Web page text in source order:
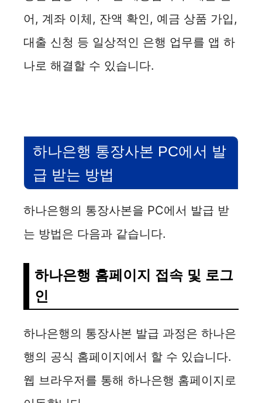
o
어, 계좌 이체, 잔액 확인, 예금 상품 가입,
대출 신청 등 일상적인 은행 업무를 앱 하
나로 해결할 수 있습니다.
하나은행 통장사본 PC에서 발
급 받는 방법
하나은행의 통장사본을 PC에서 발급 받
는 방법은 다음과 같습니다.
하나은행 홈페이지 접속 및 로그
인
하나은행의 통장사본 발급 과정은 하나은
행의 공식 홈페이지에서 할 수 있습니다.
웹 브라우저를 통해 하나은행 홈페이지로